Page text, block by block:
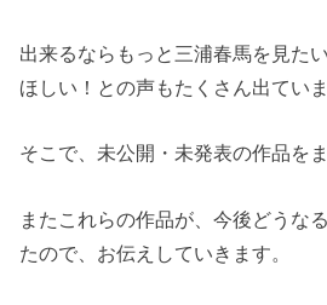
出来るならもっと三浦春馬を見た
ほしい！との声もたくさん出ていま
そこで、未公開・未発表の作品を
またこれらの作品が、今後どうな
たので、お伝えしていきます。